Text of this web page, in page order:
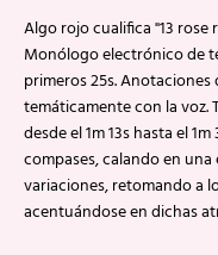
Algo rojo cualifica "13 rose
Monólogo electrónico de
primeros 25s.
temáticamente con la voz.
desde el 1m 13s hasta el
compases, calando en una
variaciones, retomando a
acentuándose en dichas